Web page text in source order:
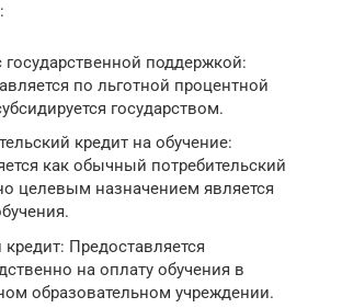
государственной поддержкой:
по льготной процентной
государством.
кредит на обучение:
как обычный потребительский
целевым назначением является
Предоставляется
на оплату обучения в
образовательном учреждении.